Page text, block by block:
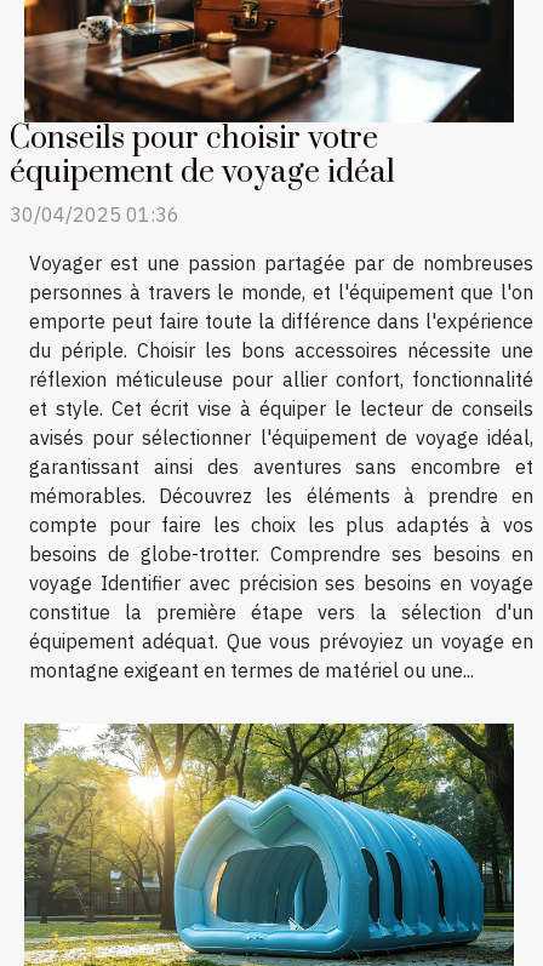
Conseils pour choisir votre
équipement de voyage idéal
30/04/2025 01:36
Voyager est une passion partagée par de nombreuses
personnes à travers le monde, et l'équipement que l'on
emporte peut faire toute la différence dans l'expérience
du périple. Choisir les bons accessoires nécessite une
réflexion méticuleuse pour allier confort, fonctionnalité
et style. Cet écrit vise à équiper le lecteur de conseils
avisés pour sélectionner l'équipement de voyage idéal,
garantissant ainsi des aventures sans encombre et
mémorables. Découvrez les éléments à prendre en
compte pour faire les choix les plus adaptés à vos
besoins de globe-trotter. Comprendre ses besoins en
voyage Identifier avec précision ses besoins en voyage
constitue la première étape vers la sélection d'un
équipement adéquat. Que vous prévoyiez un voyage en
montagne exigeant en termes de matériel ou une...